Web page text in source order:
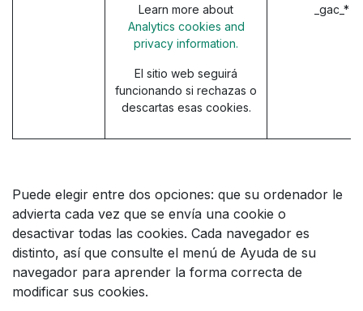
Learn more about
Analytics cookies and
privacy information.
El sitio web seguirá
funcionando si rechazas o
descartas esas cookies.
_gac_*
Puede elegir entre dos opciones: que su ordenador le
advierta cada vez que se envía una cookie o
desactivar todas las cookies. Cada navegador es
distinto, así que consulte el menú de Ayuda de su
navegador para aprender la forma correcta de
modificar sus cookies.